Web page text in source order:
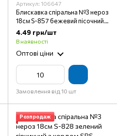
Артикул: 106647
Блискавка спіральна №3 нероз
18см S-857 бежевий пісочний
ZIP
4.49 грн/шт
В наявності
Оптові ціни
Замовлення від 10 шт
Розпродаж